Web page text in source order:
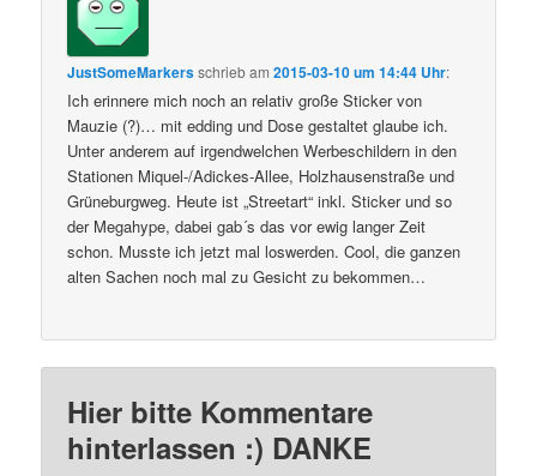
JustSomeMarkersschriebam2015-03-10 um 14:44 Uhr:
Ich erinnere mich noch an relativ große Sticker von
Mauzie (?)… mit edding und Dose gestaltet glaube ich.
Unter anderem auf irgendwelchen Werbeschildern in den
Stationen Miquel-/Adickes-Allee, Holzhausenstraße und
Grüneburgweg. Heute ist „Streetart“ inkl. Sticker und so
der Megahype, dabei gab´s das vor ewig langer Zeit
schon. Musste ich jetzt mal loswerden. Cool, die ganzen
alten Sachen noch mal zu Gesicht zu bekommen…
Hier bitte Kommentare
hinterlassen :) DANKE